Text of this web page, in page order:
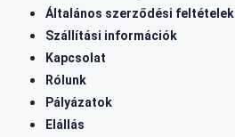
Általános szerződési feltételek
Szállítási információk
Kapcsolat
Rólunk
Pályázatok
Elállás